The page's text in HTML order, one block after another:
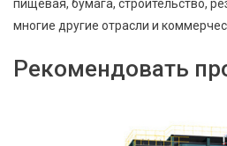
пищевая, бумага, строительство,
многие другие отрасли и
Рекомендовать